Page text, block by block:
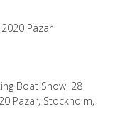
Pazar
Boat Show, 28
Pazar, Stockholm,